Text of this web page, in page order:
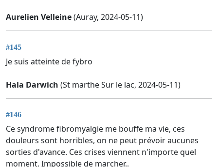
Aurelien Velleine(Auray, 2024-05-11)
#145
Je suis atteinte de fybro
Hala Darwich (St marthe Sur le lac, 2024-05-11)
#146
Ce syndrome fibromyalgie me bouffe ma vie, ces
douleurs sont horribles, on ne peut prévoir aucunes
sorties d'avance. Ces crises viennent n'importe quel
moment. Impossible de marcher..